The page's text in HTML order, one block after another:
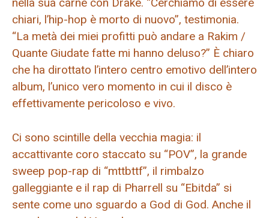
nella sua carne con Drake. “Cerchiamo di essere
chiari, l’hip-hop è morto di nuovo”, testimonia.
“La metà dei miei profitti può andare a Rakim /
Quante Giudate fatte mi hanno deluso?” È chiaro
che ha dirottato l’intero centro emotivo dell’intero
album, l’unico vero momento in cui il disco è
effettivamente pericoloso e vivo.
Ci sono scintille della vecchia magia: il
accattivante coro staccato su “POV”, la grande
sweep pop-rap di “mttbttf”, il rimbalzo
galleggiante e il rap di Pharrell su “Ebitda” si
sente come uno sguardo a God di God. Anche il